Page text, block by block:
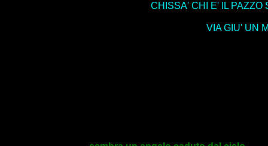
CHISSA' CHI E' IL PAZZO
VIA GIU' UN